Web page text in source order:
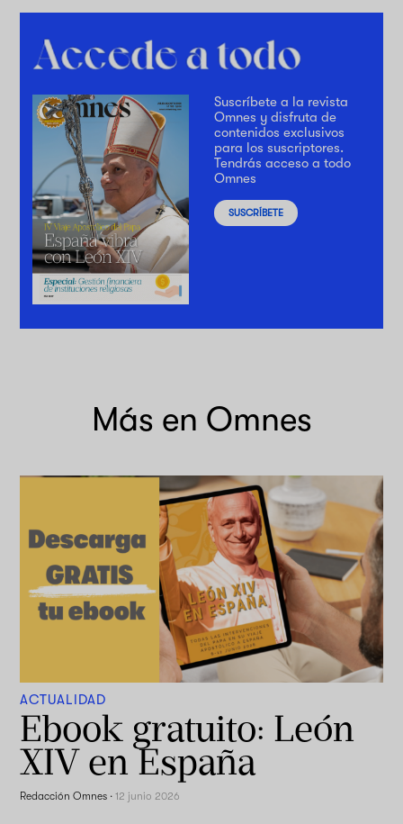
Suscríbete a la revista
Omnes y disfruta de
contenidos exclusivos
para los suscriptores.
Tendrás acceso a todo
Omnes
SUSCRÍBETE
Más en Omnes
ACTUALIDAD
Ebook gratuito: León
XIV en España
Redacción Omnes ·12 junio 2026